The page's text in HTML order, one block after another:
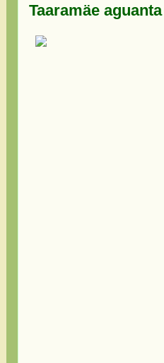
Taaramäe